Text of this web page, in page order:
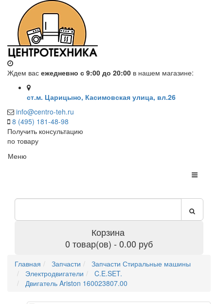
Ждем вас ежедневно с 9:00 до 20:00 в нашем магазине:
ст.м. Царицыно, Касимовская улица, вл.26
info@centro-teh.ru
8 (495) 181-48-98
Получить консультацию
по товару
Меню
Корзина
0 товар(ов) - 0.00 руб
Главная Запчасти
Запчасти Стиральные машины
Электродвигатели
C.E.SET.
Двигатель Ariston 160023807.00